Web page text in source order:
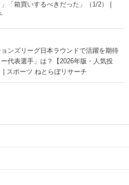
「箱買いするべきだった」（1/2） |
ョンズリーグ日本ラウンドで活躍を期待
代表選手」は？【2026年版・人気投
| スポーツ ねとらぼリサーチ